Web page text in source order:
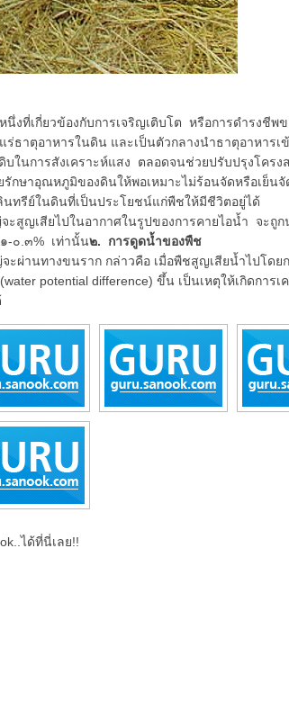
กี่ยวข้องกับการเจริญเติบโต หรือการดำรงชีพข
ธาตุอาหารในดิน และเป็นตัวกลางนำธาตุอาหารเ
ในการสังเคราะห์แสง ตลอดจนช่วยปรับปรุงโครง
ษาอุณหภูมิของดินให้พอเหมาะไม่ร้อนจัดหรือเย็นจั
นทรีย์ในดินที่เป็นประโยชน์แก่พืชให้มีชีวิตอยู่ได้
สูญเสียไปในอากาศในรูปของการคายไอน้ำ จะถูก
๑-๐.๓% เท่านั้น๒. การดูดน้ำของพืช
นทางขนราก กล่าวคือ เมื่อพืชสูญเสียน้ำไปโดยก
potential difference) ขึ้น เป็นเหตุให้เกิดการ
ได้ที่นี่เลย!!